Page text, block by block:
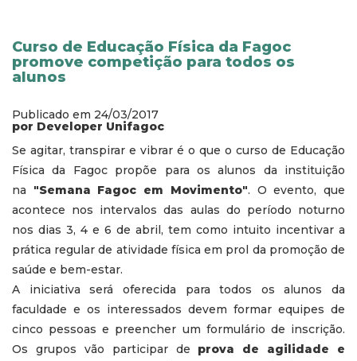
Curso de Educação Física da Fagoc
promove competição para todos os
alunos
Publicado em 24/03/2017
por Developer Unifagoc
Se agitar, transpirar e vibrar é o que o curso de Educação
Física da Fagoc propõe para os alunos da instituição
na "Semana Fagoc em Movimento". O evento, que
acontece nos intervalos das aulas do período noturno
nos dias 3, 4 e 6 de abril, tem como intuito incentivar a
prática regular de atividade física em prol da promoção de
saúde e bem-estar.
A iniciativa será oferecida para todos os alunos da
faculdade e os interessados devem formar equipes de
cinco pessoas e preencher um formulário de inscrição.
Os grupos vão participar de prova de agilidade e